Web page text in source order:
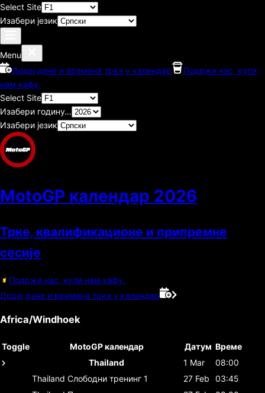
Select Site
Изабери језик
Menu
Додај дане и времена трка у календар
Подржи нас, купи
нам кафу.
Select Site
Изабери годину…
Изабери језик
MotoGP календар 2026
Трке, квалификационе и припремне
сесије
Подржи нас, купи нам кафу.
Додај дане и времена трка у календар
Africa/Windhoek
Toggle MotoGP календар Датум Време
Thailand
1 Mar
08:00
Thailand Слободни тренинг 1 27 Feb
03:45